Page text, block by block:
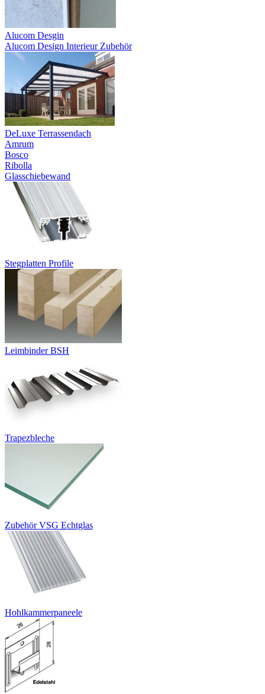
Alucom Desgin
Alucom Design Interieur Zubehör
DeLuxe Terrassendach
Amrum
Bosco
Ribolla
Glasschiebewand
Stegplatten Profile
Leimbinder BSH
Trapezbleche
Zubehör VSG Echtglas
Hohlkammerpaneele